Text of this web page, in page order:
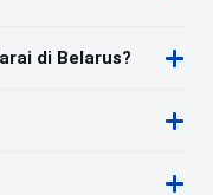
di Belarus?